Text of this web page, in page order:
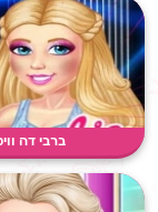
ברבי דה